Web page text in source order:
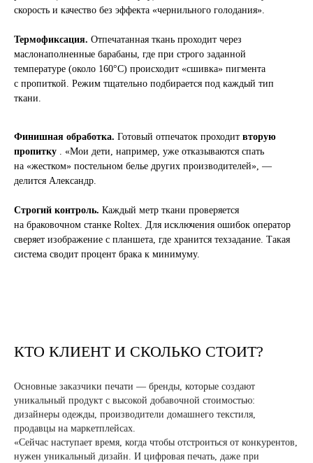
скорость и качество без эффекта «чернильного голодания».
Термофиксация. Отпечатанная ткань проходит через
маслонаполненные барабаны, где при строго заданной
температуре (около 160°C) происходит «сшивка» пигмента
с пропиткой. Режим тщательно подбирается под каждый тип
ткани.
Финишная обработка. Готовый отпечаток проходит вторую
пропитку . «Мои дети, например, уже отказываются спать
на «жестком» постельном белье других производителей», —
делится Александр.
Строгий контроль. Каждый метр ткани проверяется
на браковочном станке Roltex. Для исключения ошибок оператор
сверяет изображение с планшета, где хранится техзадание. Такая
система сводит процент брака к минимуму.
КТО КЛИЕНТ И СКОЛЬКО СТОИТ?
Основные заказчики печати — бренды, которые создают
уникальный продукт с высокой добавочной стоимостью:
дизайнеры одежды, производители домашнего текстиля,
продавцы на маркетплейсах.
«Сейчас наступает время, когда чтобы отстроиться от конкурентов,
нужен уникальный дизайн. И цифровая печать, даже при